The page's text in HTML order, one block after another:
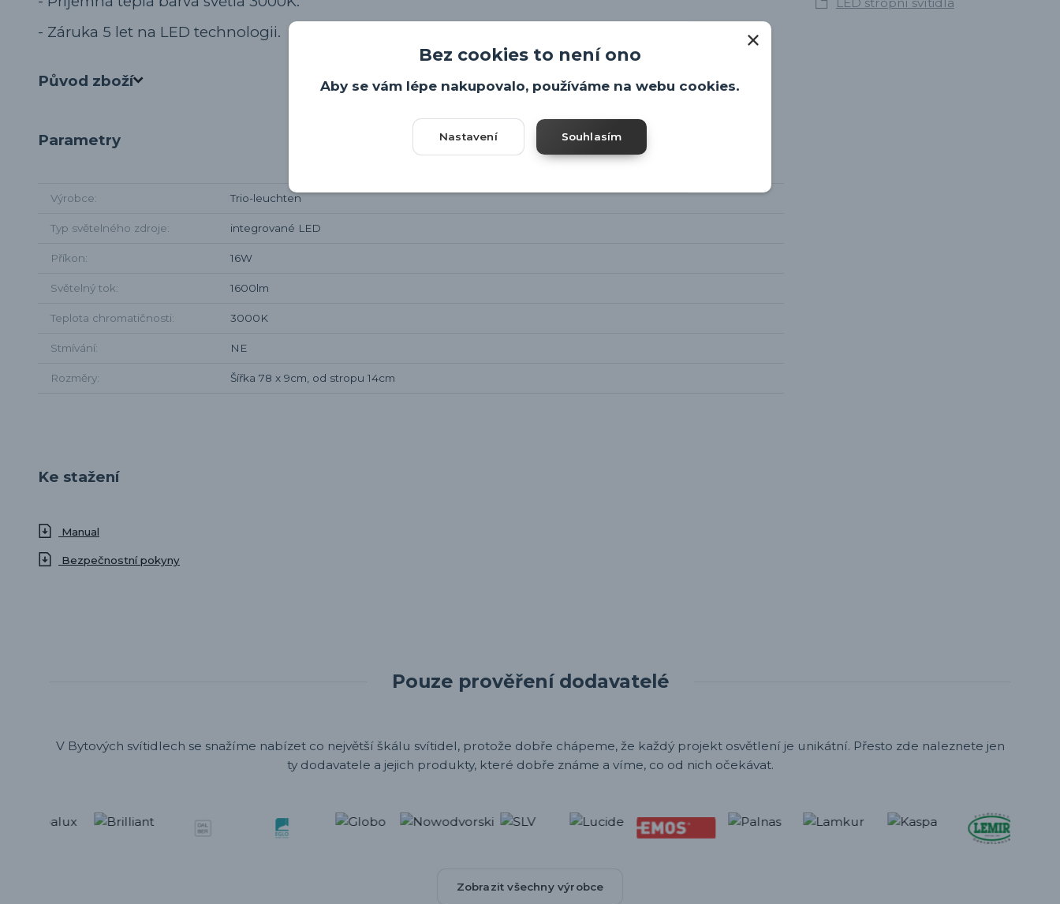
- Záruka 5 let na LED technologii.
Původ zboží
Parametry
Výrobce Trio-leuchten
Typ světelného zdroje integrované LED
Příkon 16W
Světelný tok 1600lm
Teplota chromatičnosti 3000K
Stmívání NE
Rozměry Šířka 78 x 9cm, od stropu 14cm
Ke stažení
Manual
Bezpečnostní pokyny
Pouze prověření dodavatelé
V Bytových svítidlech se snažíme nabízet co největší škálu svítidel, protože dobře chápeme, že každý projekt osvětlení je unikátní. Přesto zde naleznete jen
ty dodavatele a jejich produkty, které dobře známe a víme, co od nich očekávat.
Zobrazit všechny výrobce
Bez cookies to není ono
Aby se vám lépe nakupovalo, používáme na webu cookies.
Nastavení Souhlasím